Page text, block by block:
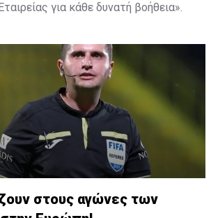
για κάθε δυνατή βοήθεια».
στους αγώνες των